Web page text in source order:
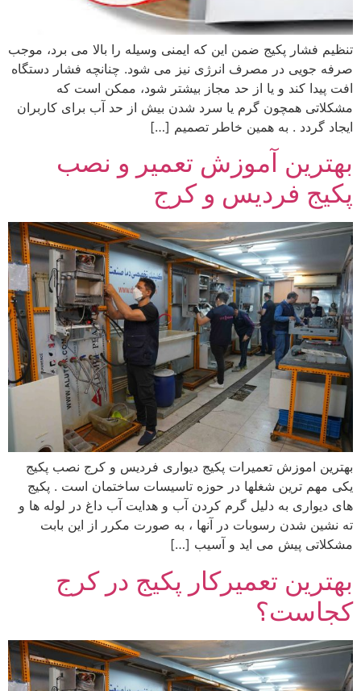
تنظیم فشار پکیج ضمن این که ایمنی وسیله را بالا می‌ برد، موجب
صرفه جویی در مصرف انرژی نیز می شود. چنانچه فشار دستگاه
افت پیدا کند و یا از حد مجاز بیشتر شود، ممکن است که
مشکلاتی همچون گرم یا سرد شدن بیش از حد آب برای کاربران
ایجاد گردد . به همین خاطر تصمیم […]
بهترین آموزش تعمیر و نصب
پکیج فردیس و کرج
بهترین اموزش تعمیرات پکیج دیواری فردیس و کرج نصب پکیج
یکی مهم ترین شغلها در حوزه تاسیسات ساختمان است . پکیج
های دیواری به دلیل گرم کردن آب و هدایت آب داغ در لوله ها و
ته نشین شدن رسوبات در آنها ، به صورت مکرر از این بابت
مشکلاتی پیش می اید و آسیب […]
بهترین تعمیرکار پکیج در کرج
کجاست؟